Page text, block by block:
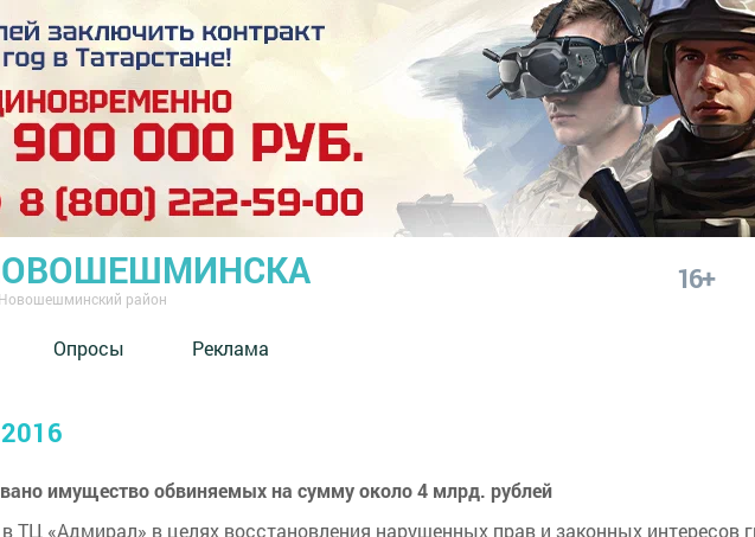
район
16+
Опросы Реклама
имущество обвиняемых на сумму около 4 млрд. рублей
ТЦ «Адмирал» в целях восстановления нарушенных прав и законных